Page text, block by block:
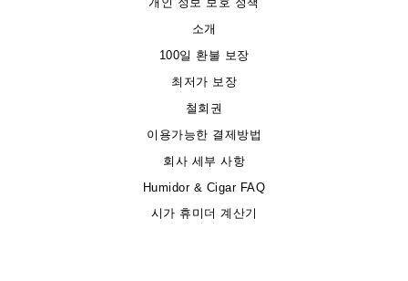
소개
100일 환불 보장
최저가 보장
철회권
이용가능한 결제방법
회사 세부 사항
Humidor & Cigar FAQ
시가 휴미더 계산기